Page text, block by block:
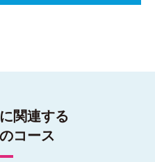
関連する
コース